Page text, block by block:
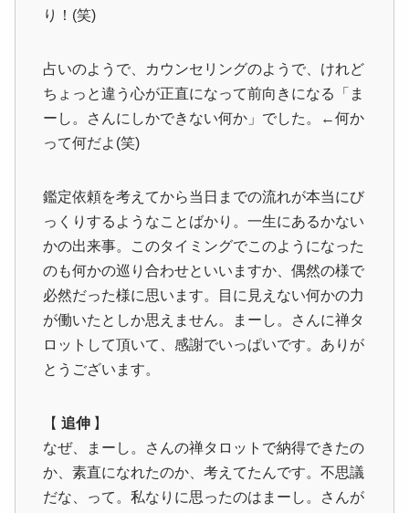
り！(笑)
占いのようで、カウンセリングのようで、けれど
ちょっと違う心が正直になって前向きになる「ま
ーし。さんにしかできない何か」でした。←何か
って何だよ(笑)
鑑定依頼を考えてから当日までの流れが本当にび
っくりするようなことばかり。一生にあるかない
かの出来事。このタイミングでこのようになった
のも何かの巡り合わせといいますか、偶然の様で
必然だった様に思います。目に見えない何かの力
が働いたとしか思えません。まーし。さんに禅タ
ロットして頂いて、感謝でいっぱいです。ありが
とうございます。
【 追伸 】
なぜ、まーし。さんの禅タロットで納得できたの
か、素直になれたのか、考えてたんです。不思議
だな、って。私なりに思ったのはまーし。さんが